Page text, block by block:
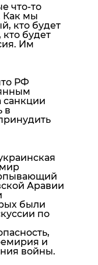
что-то
Как мы
кто будет
кто будет
Им
РФ
в
Аравии
были
по
и
войны.